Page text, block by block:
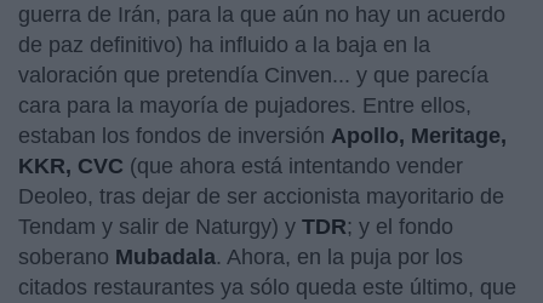
guerra de Irán, para la que aún no hay un acuerdo
de paz definitivo) ha influido a la baja en la
valoración que pretendía Cinven... y que parecía
cara para la mayoría de pujadores. Entre ellos,
estaban los fondos de inversión Apollo, Meritage,
KKR, CVC (que ahora está intentando vender
Deoleo, tras dejar de ser accionista mayoritario de
Tendam y salir de Naturgy) y TDR; y el fondo
soberano Mubadala. Ahora, en la puja por los
citados restaurantes ya sólo queda este último, que